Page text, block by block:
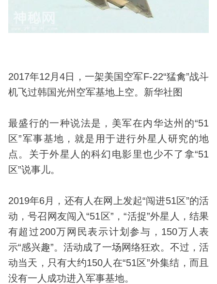
2017年12月4日，一架美国空军F-22“猛禽”战斗
机飞过韩国光州空军基地上空。新华社图
最盛行的一种说法是，美军在内华达州的“51
区”军事基地，就是用于进行外星人研究的地
点。关于外星人的科幻电影里也少不了拿“51
区”说事儿。
2019年6月，还有人在网上发起“闯进51区”的活
动，号召网友闯入“51区”，“活捉”外星人，结果
有超过200万网民表示计划参与，150万人表
示“感兴趣”。活动成了一场网络狂欢。不过，活
动当天，只有大约150人在“51区”外集结，而且
没有一人成功进入军事基地。